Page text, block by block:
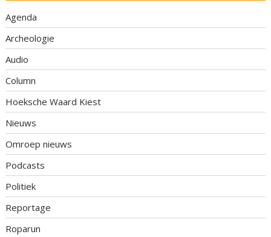
Agenda
Archeologie
Audio
Column
Hoeksche Waard Kiest
Nieuws
Omroep nieuws
Podcasts
Politiek
Reportage
Roparun